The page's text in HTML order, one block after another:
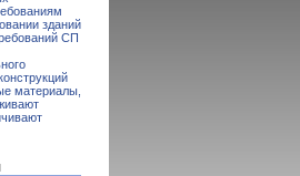
зданий
СП
материалы,